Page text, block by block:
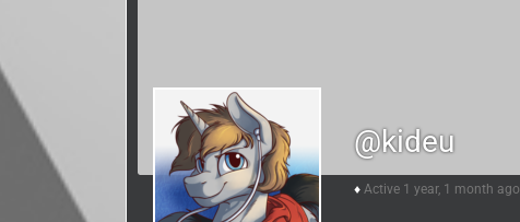
@kideu
Active 1 year, 1 month ago